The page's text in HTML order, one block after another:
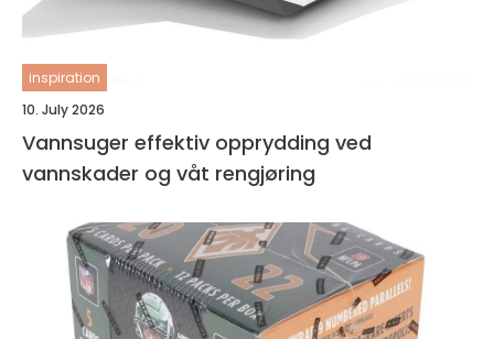
inspiration
10. July 2026
Vannsuger effektiv opprydding ved
vannskader og våt rengjøring